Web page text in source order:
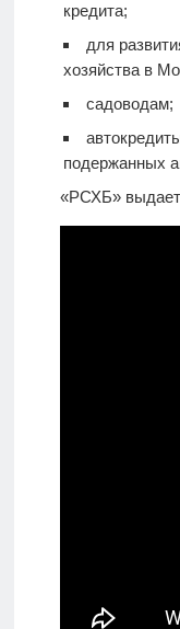
кредита;
для
хозяйства в
садоводам;
подержанных
«РСХБ» выдает